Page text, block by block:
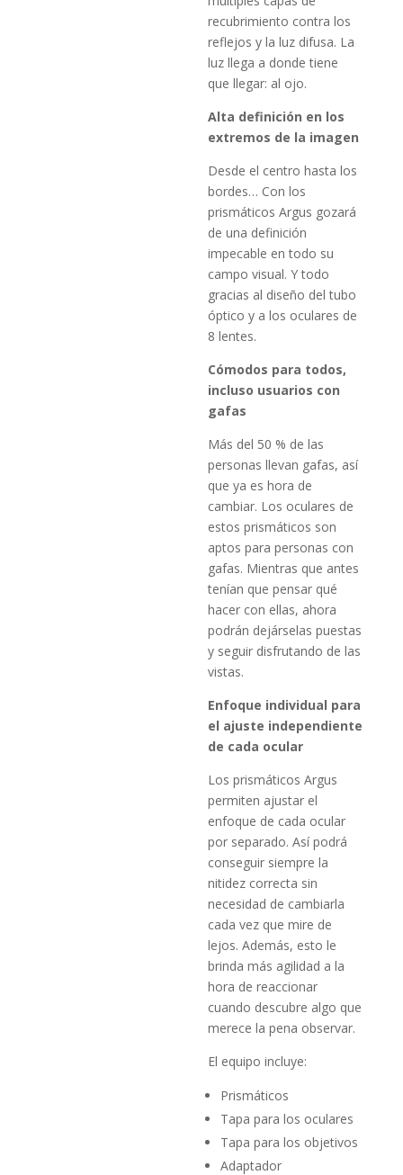
recubrimiento contra los
reflejos y la luz difusa. La
luz llega a donde tiene
que llegar: al ojo.
Alta definición en los
extremos de la imagen
Desde el centro hasta los
bordes… Con los
prismáticos Argus gozará
de una definición
impecable en todo su
campo visual. Y todo
gracias al diseño del tubo
óptico y a los oculares de
8 lentes.
Cómodos para todos,
incluso usuarios con
gafas
Más del 50 % de las
personas llevan gafas, así
que ya es hora de
cambiar. Los oculares de
estos prismáticos son
aptos para personas con
gafas. Mientras que antes
tenían que pensar qué
hacer con ellas, ahora
podrán dejárselas puestas
y seguir disfrutando de las
vistas.
Enfoque individual para
el ajuste independiente
de cada ocular
Los prismáticos Argus
permiten ajustar el
enfoque de cada ocular
por separado. Así podrá
conseguir siempre la
nitidez correcta sin
necesidad de cambiarla
cada vez que mire de
lejos. Además, esto le
brinda más agilidad a la
hora de reaccionar
cuando descubre algo que
merece la pena observar.
El equipo incluye:
Prismáticos
Tapa para los oculares
Tapa para los objetivos
Adaptador